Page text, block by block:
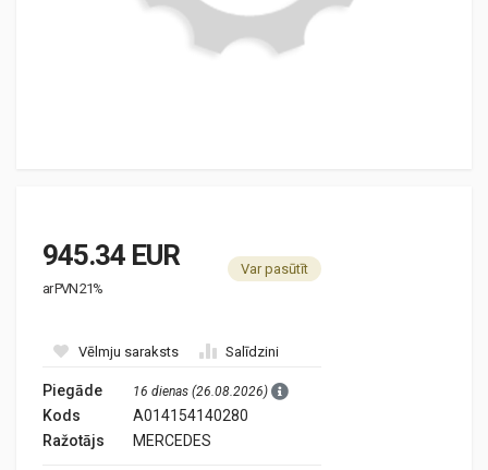
945.34 EUR
ar PVN 21%
Var pasūtīt
Vēlmju saraksts Salīdzini
Piegāde 16 dienas (26.08.2026)
Kods
A014154140280
Ražotājs
MERCEDES